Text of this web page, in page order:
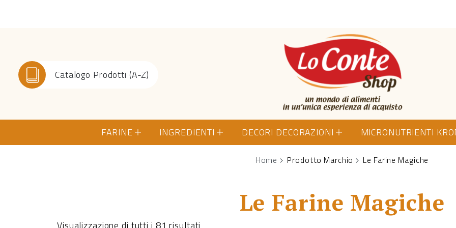
Catalogo Prodotti (A-Z)
Lo Conte Shop
FARINE INGREDIENTI DECORI DECORAZIONI MICRONUTRIENTI
Home Prodotto Marchio Le Farine Magiche
Le Farine Magiche
Visualizzazione di tutti i 81 risultati